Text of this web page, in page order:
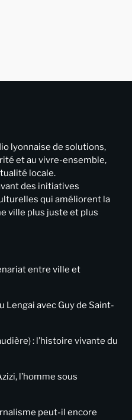
lyonnaise de solutions,
et au vivre-ensemble,
locale.
des initiatives
qui améliorent la
ville plus juste et plus
entre ville et
Lengai avec Guy de Saint-
: l’histoire vivante du
l’homme sous
peut-il encore